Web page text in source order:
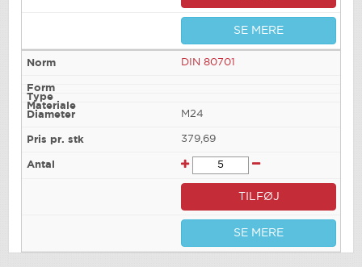
SE MERE
DIN 80701
M24
379,69
TILFØJ
SE MERE